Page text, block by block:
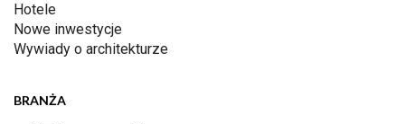
Hotele
Nowe inwestycje
Wywiady o architekturze
BRANŻA